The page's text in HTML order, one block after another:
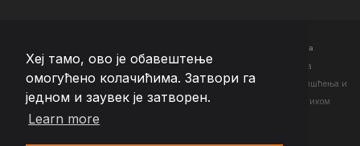
Хеј тамо, ово је обавештење
омогућено колачићима. Затвори га
једном и заувек је затворен.
Learn more
- Сва права задржана
Changelog● Коришћењем ове странице слажете се са нашим <а
href="https://teamextension.rs/sr/pravni/uslovi-koriscenja">Условима коришћења и
<а href="https://teamextension.rs/sr/pravni/pravila-privatnosti">Политиком